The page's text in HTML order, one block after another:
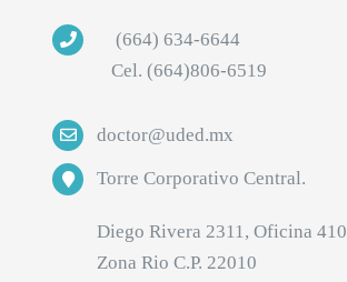
(664) 634-6644
Cel. (664)806-6519
doctor@uded.mx
Torre Corporativo Central.
Diego Rivera 2311, Oficina 410
Zona Rio C.P. 22010